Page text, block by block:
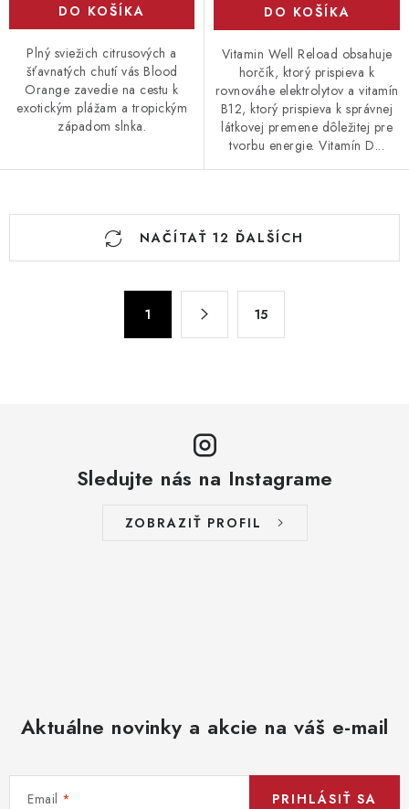
DO KOŠÍKA
Plný sviežich citrusových a
šťavnatých chutí vás Blood
Orange zavedie na cestu k
exotickým plážam a tropickým
západom slnka.
DO KOŠÍKA
Vitamin Well Reload obsahuje
horčík, ktorý prispieva k
rovnováhe elektrolytov a vitamín
B12, ktorý prispieva k správnej
látkovej premene dôležitej pre
tvorbu energie. Vitamín D...
O
NAČÍTAŤ 12 ĎALŠÍCH
1 15
Sledujte nás na Instagrame
ZOBRAZIŤ PROFIL
Aktuálne novinky a akcie na váš e-mail
Email PRIHLÁSIŤ SA